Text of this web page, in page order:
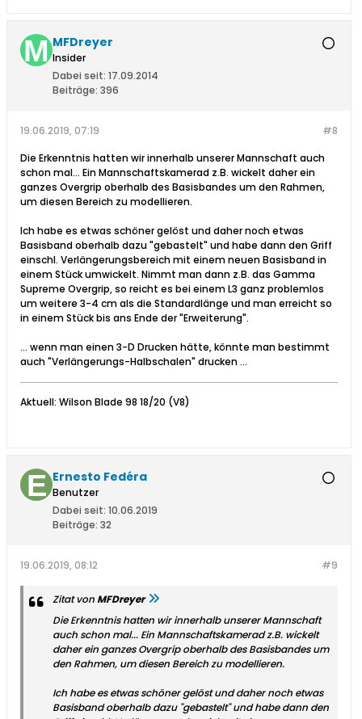
MFDreyer
Insider
Dabei seit: 17.09.2014
Beiträge: 396
#8
19.06.2019, 07:19
Die Erkenntnis hatten wir innerhalb unserer Mannschaft auch
schon mal... Ein Mannschaftskamerad z.B. wickelt daher ein
ganzes Overgrip oberhalb des Basisbandes um den Rahmen,
um diesen Bereich zu modellieren.
Ich habe es etwas schöner gelöst und daher noch etwas
Basisband oberhalb dazu "gebastelt" und habe dann den Griff
einschl. Verlängerungsbereich mit einem neuen Basisband in
einem Stück umwickelt. Nimmt man dann z.B. das Gamma
Supreme Overgrip, so reicht es bei einem L3 ganz problemlos
um weitere 3-4 cm als die Standardlänge und man erreicht so
in einem Stück bis ans Ende der "Erweiterung".
... wenn man einen 3-D Drucken hätte, könnte man bestimmt
auch "Verlängerungs-Halbschalen" drucken ...
Aktuell: Wilson Blade 98 18/20 (V8)
Ernesto Fedéra
Benutzer
Dabei seit: 10.06.2019
Beiträge: 32
#9
19.06.2019, 08:12
Zitat vonMFDreyer
Die Erkenntnis hatten wir innerhalb unserer Mannschaft
auch schon mal... Ein Mannschaftskamerad z.B. wickelt
daher ein ganzes Overgrip oberhalb des Basisbandes um
den Rahmen, um diesen Bereich zu modellieren.
Ich habe es etwas schöner gelöst und daher noch etwas
Basisband oberhalb dazu "gebastelt" und habe dann den